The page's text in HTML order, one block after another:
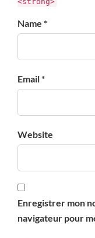
Name *
Email *
Website
Enregistrer mon
navigateur pour